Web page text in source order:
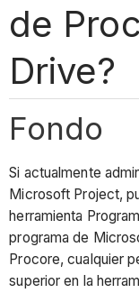
de
Drive?
Fondo
Si actualmente
Microsoft Project,
herramienta
programa de
Procore, cualquier
superior en la